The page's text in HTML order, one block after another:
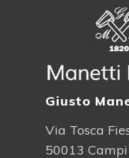
Giusto
Via Tosca
50013 Campi